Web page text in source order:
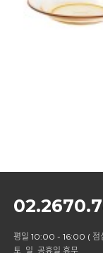
평일 10:00 - 16:00 (
토, 일, 공휴일 휴무